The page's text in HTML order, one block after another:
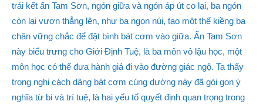
trái kết ấn Tam Sơn, ngón giữa và ngón áp út co lại, ba ngón
còn lại vươn thẳng lên, như ba ngọn núi, tạo một thế kiềng ba
chân vững chắc để đặt bình bát cơm vào giữa. Ấn Tam Sơn
này biểu trưng cho Giới Định Tuệ, là ba môn vô lậu học, một
môn học có thể đưa hành giả đi vào đường giác ngộ. Ta thấy
trong nghi cách dâng bát cơm cúng dường này đã gói gọn ý
nghĩa từ bi và trí tuệ, là hai yếu tố quyết định quan trọng trong